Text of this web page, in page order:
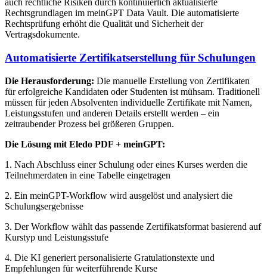
auch rechtliche Risiken durch kontinuierlich aktualisierte
Rechtsgrundlagen im meinGPT Data Vault. Die automatisierte
Rechtsprüfung erhöht die Qualität und Sicherheit der
Vertragsdokumente.
Automatisierte Zertifikatserstellung für Schulungen
Die Herausforderung: Die manuelle Erstellung von Zertifikaten
für erfolgreiche Kandidaten oder Studenten ist mühsam. Traditionell
müssen für jeden Absolventen individuelle Zertifikate mit Namen,
Leistungsstufen und anderen Details erstellt werden – ein
zeitraubender Prozess bei größeren Gruppen.
Die Lösung mit Eledo PDF + meinGPT:
1. Nach Abschluss einer Schulung oder eines Kurses werden die
Teilnehmerdaten in eine Tabelle eingetragen
2. Ein meinGPT-Workflow wird ausgelöst und analysiert die
Schulungsergebnisse
3. Der Workflow wählt das passende Zertifikatsformat basierend auf
Kurstyp und Leistungsstufe
4. Die KI generiert personalisierte Gratulationstexte und
Empfehlungen für weiterführende Kurse